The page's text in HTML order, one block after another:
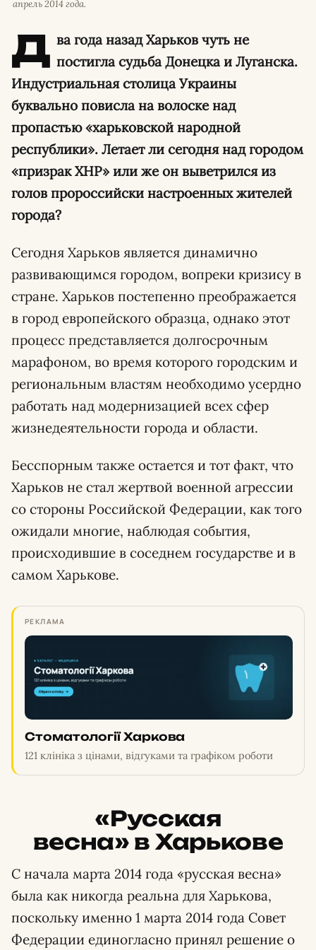
апрель 2014 года.
Д ва года назад Харьков чуть не
постигла судьба Донецка и Луганска.
Индустриальная столица Украины
буквально повисла на волоске над
пропастью «харьковской народной
республики». Летает ли сегодня над городом
«призрак ХНР» или же он выветрился из
голов пророссийски настроенных жителей
города?
Сегодня Харьков является динамично
развивающимся городом, вопреки кризису в
стране. Харьков постепенно преображается
в город европейского образца, однако этот
процесс представляется долгосрочным
марафоном, во время которого городским и
региональным властям необходимо усердно
работать над модернизацией всех сфер
жизнедеятельности города и области.
Бесспорным также остается и тот факт, что
Харьков не стал жертвой военной агрессии
со стороны Российской Федерации, как того
ожидали многие, наблюдая события,
происходившие в соседнем государстве и в
самом Харькове.
РЕКЛАМА
Стоматології Харкова
121 клініка з цінами, відгуками та графіком роботи
«Русская
весна» в Харькове
С начала марта 2014 года «русская весна»
была как никогда реальна для Харькова,
поскольку именно 1 марта 2014 года Совет
Федерации единогласно принял решение о